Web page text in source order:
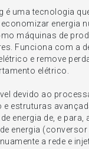
é uma tecnologia
energia
máquinas de
Funciona com a
e remove
elétrico.
devido ao
e estruturas
energia de, e para,
energia (conversor
a rede e